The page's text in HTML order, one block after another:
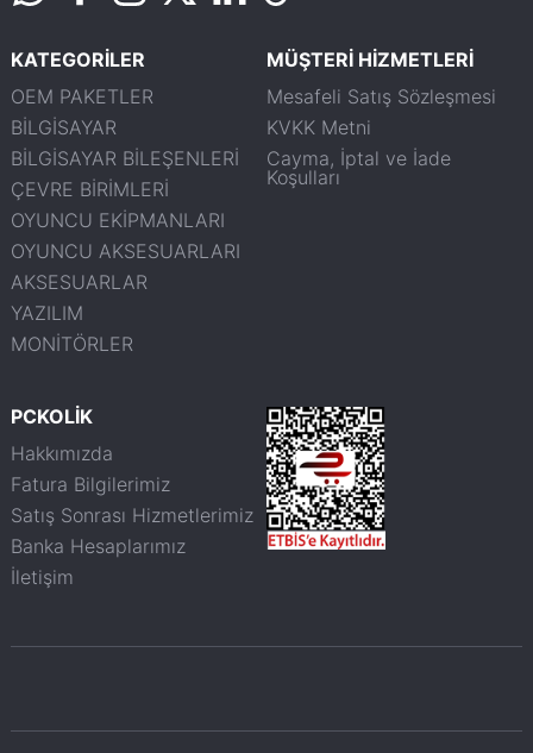
KATEGORİLER
OEM PAKETLER
BİLGİSAYAR
BİLGİSAYAR BİLEŞENLERİ
ÇEVRE BİRİMLERİ
OYUNCU EKİPMANLARI
OYUNCU AKSESUARLARI
AKSESUARLAR
YAZILIM
MONİTÖRLER
MÜŞTERİ HİZMETLERİ
Mesafeli Satış Sözleşmesi
KVKK Metni
Cayma, İptal ve İade
Koşulları
PCKOLİK
Hakkımızda
Fatura Bilgilerimiz
Satış Sonrası Hizmetlerimiz
Banka Hesaplarımız
İletişim